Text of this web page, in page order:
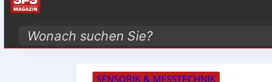
Search
SENSORIK & MESSTECHNIK